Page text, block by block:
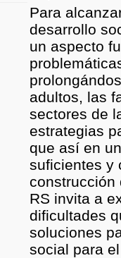
Para
desarrollo
un aspecto
adultos, las
sectores de
estrategias
que así en
suficientes y
construcción
RS invita a
dificultades
soluciones
social para